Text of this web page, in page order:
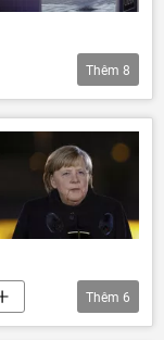
Thêm 8
Thêm 6